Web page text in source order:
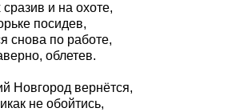
и на охоте,
посидев,
снова по работе,
облетев.
Новгород вернётся,
не обойтись,